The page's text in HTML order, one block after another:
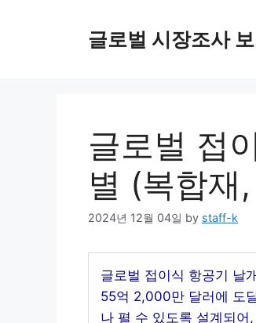
글로벌 시장조사
글로벌 접
별 (복합재
2024년 12월 04일 by staff-k
글로벌 접이식 항공기 날
55억 2,000만 달러에 도
나 펼 수 있도록 설계되어